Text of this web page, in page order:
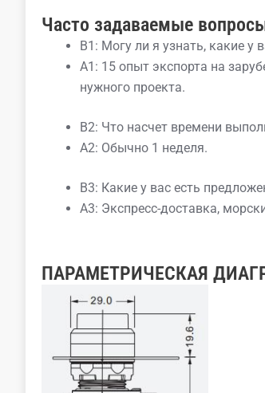
Часто задаваемые
В1: Могу ли я узнать, какие у
A1: 15 опыт экспорта на
нужного проекта.
В2: Что насчет времени
A2: Обычно 1 неделя.
В3: Какие у вас есть
A3: Экспресс-доставка,
ПАРАМЕТРИЧЕСКАЯ